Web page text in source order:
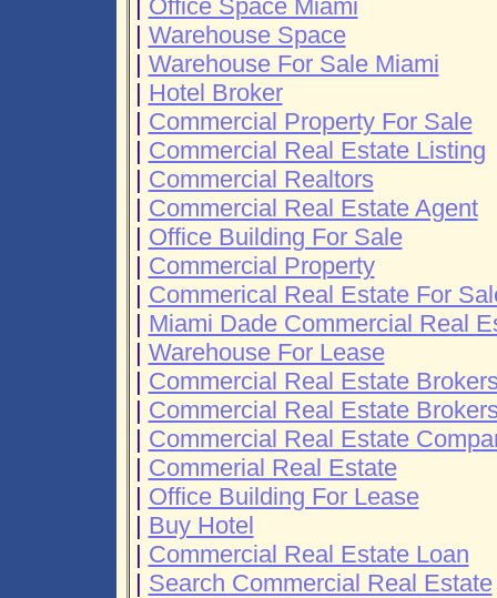
| Office Space Miami
| Warehouse Space
| Warehouse For Sale Miami
| Hotel Broker
| Commercial Property For Sale
| Commercial Real Estate Listing
| Commercial Realtors
| Commercial Real Estate Agent
| Office Building For Sale
| Commercial Property
| Commerical Real Estate For
| Miami Dade Commercial Real
| Warehouse For Lease
| Commercial Real Estate
| Commercial Real Estate
| Commercial Real Estate
| Commerial Real Estate
| Office Building For Lease
| Buy Hotel
| Commercial Real Estate Loan
| Search Commercial Real Estate